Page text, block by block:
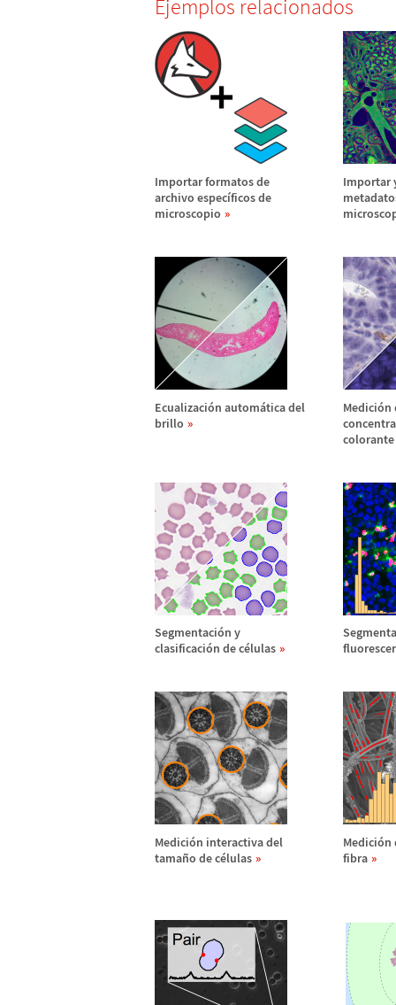
Ejemplos relacionados
Importar formatos de
archivo específicos de
microscopio
Importar
Ecualización automática del
brillo
Medición
colorante
Segmentación y
clasificación de células
Medición interactiva del
tamaño de células
Medición
fibra